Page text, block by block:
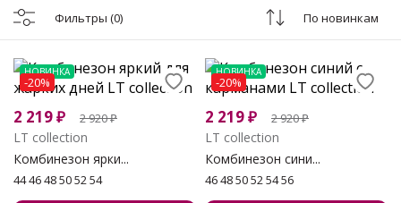
Фильтры (0) По новинкам
НОВИНКА
-20%
2 219₽ 2 920₽
LT collection
Комбинезон ярки...
44 46 48 50 52 54
НОВИНКА
-20%
2 219₽ 2 920₽
LT collection
Комбинезон сини...
46 48 50 52 54 56